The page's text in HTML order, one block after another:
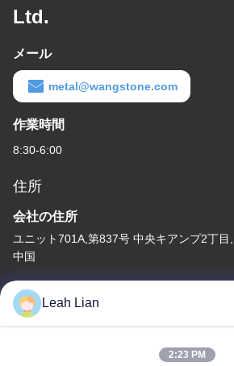
Ltd.
メール
metal@wangstone.com
作業時間
8:30-6:00
住所
会社の住所
ユニット701A,第837号 中央キアンプ2丁目
中国
工場住所
第72号 ユンジュン道路 武峰村 崇武町 泉州
Leah Lian
2:23 PM